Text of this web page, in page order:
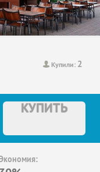
Купили: 2
КУПИТЬ